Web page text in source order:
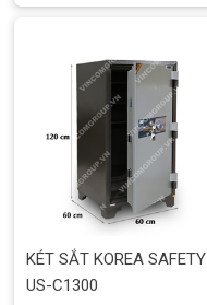
KÉT SẮT KOREA SAFETY
US-C1300